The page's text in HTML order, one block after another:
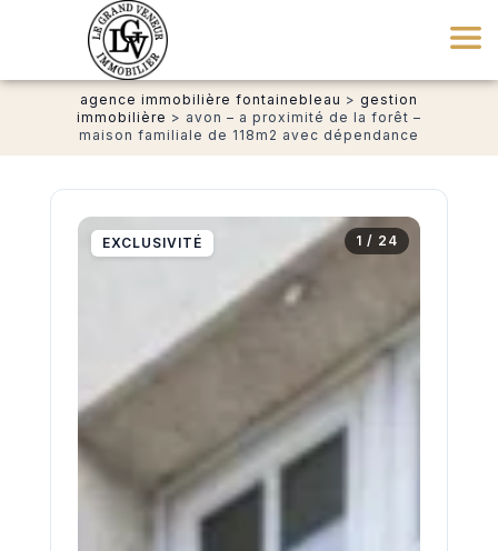
agence immobilière fontainebleau > gestion
immobilière > avon – a proximité de la forêt –
maison familiale de 118m2 avec dépendance
EXCLUSIVITÉ 1 / 24